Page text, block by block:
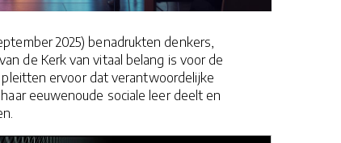
2025) benadrukten denkers,
de Kerk van vitaal belang is voor de
ervoor dat verantwoordelijke
eeuwenoude sociale leer deelt en